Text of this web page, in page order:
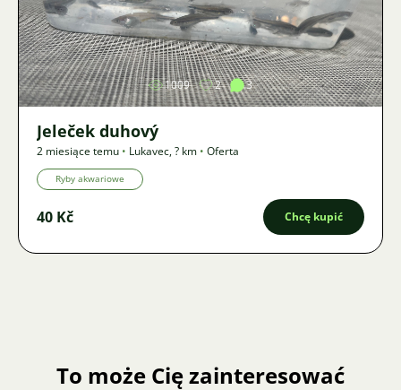
Zdjęcie
1009 2 3
Jeleček duhový
2 miesiące temu • Lukavec,? km • Oferta
Ryby akwariowe
40 Kč Chcę kupić
To może Cię zainteresować